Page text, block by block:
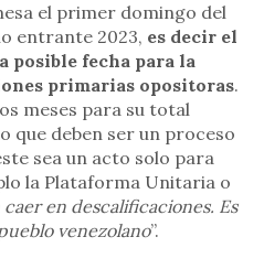
el primer domingo del
entrante 2023, es decir el
posible fecha para la
primarias opositoras.
meses para su total
que deben ser un proceso
sea un acto solo para
la Plataforma Unitaria o
en descalificaciones. Es
venezolano”.